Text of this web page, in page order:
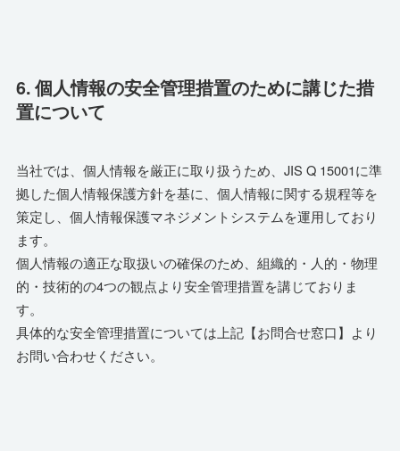
6. 個人情報の安全管理措置のために講じた措
置について
当社では、個人情報を厳正に取り扱うため、JIS Q 15001に準
拠した個人情報保護方針を基に、個人情報に関する規程等を
策定し、個人情報保護マネジメントシステムを運用しており
ます。
個人情報の適正な取扱いの確保のため、組織的・人的・物理
的・技術的の4つの観点より安全管理措置を講じておりま
す。
具体的な安全管理措置については上記【お問合せ窓口】より
お問い合わせください。